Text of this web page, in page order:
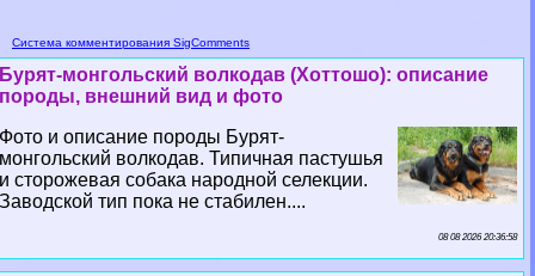
Система комментирования SigComments
Бурят-монгольский волкодав (Хоттошо): описание
породы, внешний вид и фото
Фото и описание породы Бурят-
монгольский волкодав. Типичная пастушья
и сторожевая собака народной селекции.
Заводской тип пока не стабилен....
08 08 2026 20:36:58